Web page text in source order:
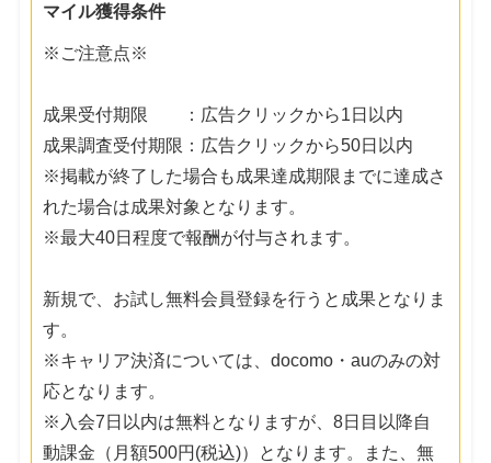
マイル獲得条件
※ご注意点※
成果受付期限 ：広告クリックから1日以内
成果調査受付期限：広告クリックから50日以内
※掲載が終了した場合も成果達成期限までに達成さ
れた場合は成果対象となります。
※最大40日程度で報酬が付与されます。
新規で、お試し無料会員登録を行うと成果となりま
す。
※キャリア決済については、docomo・auのみの対
応となります。
※入会7日以内は無料となりますが、8日目以降自
動課金（月額500円(税込)）となります。また、無